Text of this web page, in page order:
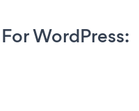
WordPress: